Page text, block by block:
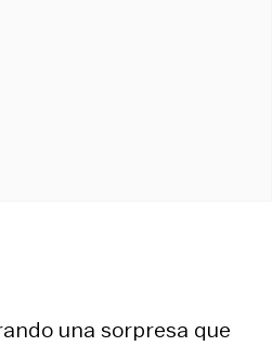
una sorpresa que